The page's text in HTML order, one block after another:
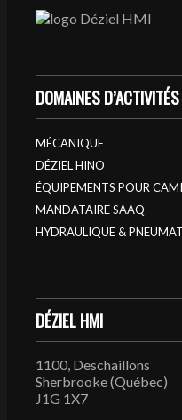
DOMAINES D’ACTIVITÉS
MÉCANIQUE
DÉZIEL HINO
ÉQUIPEMENTS POUR
MANDATAIRE SAAQ
HYDRAULIQUE &
DÉZIEL HMI
1100, Deschaillons
Sherbrooke (Québec)
J1G 1X7